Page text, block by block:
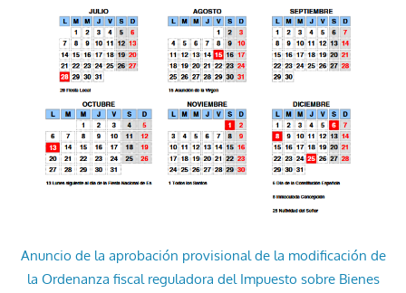
Anuncio de la aprobación provisional de la modificación de
la Ordenanza fiscal reguladora del Impuesto sobre Bienes